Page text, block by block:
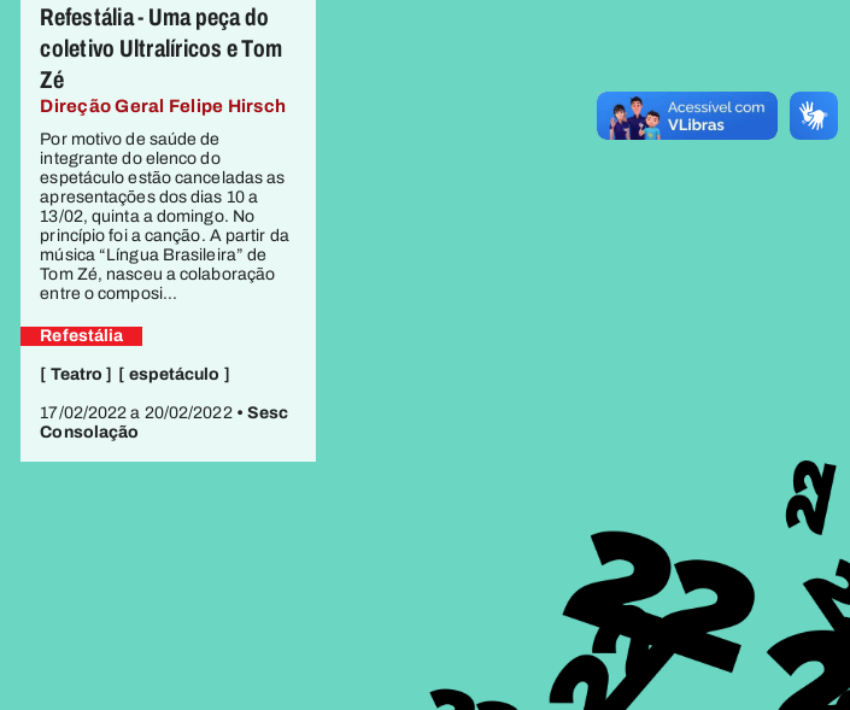
Refestália - Uma peça do
coletivo Ultralíricos e Tom
Zé
Direção Geral Felipe Hirsch
Por motivo de saúde de
integrante do elenco do
espetáculo estão canceladas as
apresentações dos dias 10 a
13/02, quinta a domingo. No
princípio foi a canção. A partir da
música “Língua Brasileira” de
Tom Zé, nasceu a colaboração
entre o composi...
Refestália
[ Teatro ] [ espetáculo ]
17/02/2022 a 20/02/2022 • Sesc
Consolação